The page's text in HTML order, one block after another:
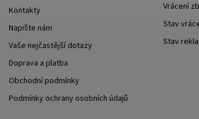
Kontakty
Napište nám
Vaše nejčastější dotazy
Doprava a platba
Obchodní podmínky
Podmínky ochrany osobních údajů
Vrácení
Stav
Stav